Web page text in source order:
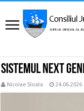
Sistemul Next
Nicolae Sloata 24.06.2026